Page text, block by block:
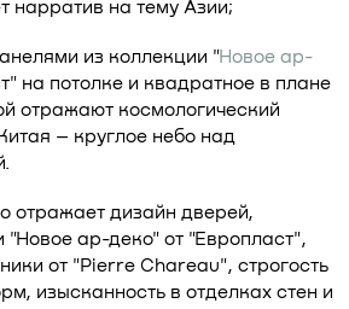
нарратив на тему Азии;
из коллекции "Новое ар-
на потолке и квадратное в плане
отражают космологический
– круглое небо над
отражает дизайн дверей,
"Новое ар-деко" от "Европласт",
от "Pierre Chareau", строгость
изысканность в отделках стен и